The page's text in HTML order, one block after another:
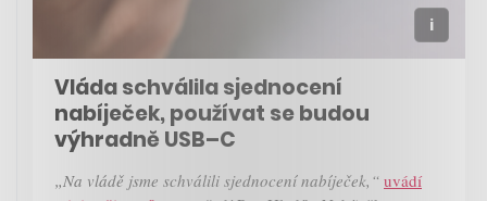
Vláda schválila sjednocení
nabíječek, používat se budou
výhradně USB–C
„Na vládě jsme schválili sjednocení nabíječek,“ uvádí